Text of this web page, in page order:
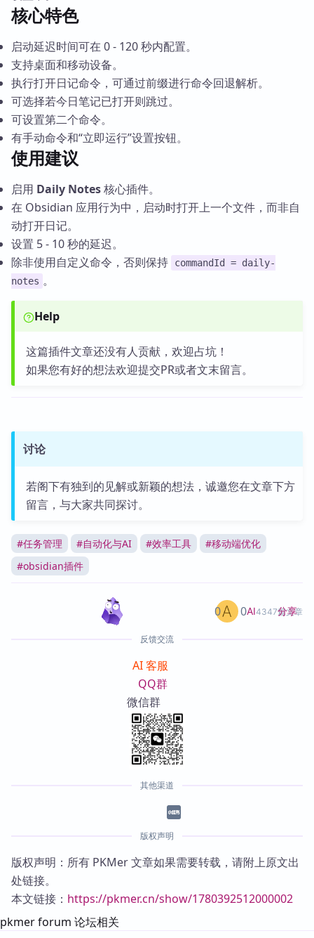
核心特色
启动延迟时间可在 0 - 120 秒内配置。
支持桌面和移动设备。
执行打开日记命令，可通过前缀进行命令回退解析。
可选择若今日笔记已打开则跳过。
可设置第二个命令。
有手动命令和“立即运行”设置按钮。
使用建议
启用 Daily Notes核心插件。
在 Obsidian 应用行为中，启动时打开上一个文件，而非自
动打开日记。
设置 5 - 10 秒的延迟。
除非使用自定义命令，否则保持
commandId = daily-
notes 。
Help
这篇插件文章还没有人贡献，欢迎占坑！
如果您有好的想法欢迎提交PR或者文末留言。
讨论
若阁下有独到的见解或新颖的想法，诚邀您在文章下方
留言，与大家共同探讨。
#任务管理 #自动化与AI #效率工具 #移动端优化
#obsidian插件
AI4347篇文章
0 0 分享
反馈交流
AI 客服
QQ群
微信群
其他渠道
版权声明
版权声明：所有 PKMer 文章如果需要转载，请附上原文出
处链接。
本文链接： https://pkmer.cn/show/1780392512000002
pkmer forum 论坛相关